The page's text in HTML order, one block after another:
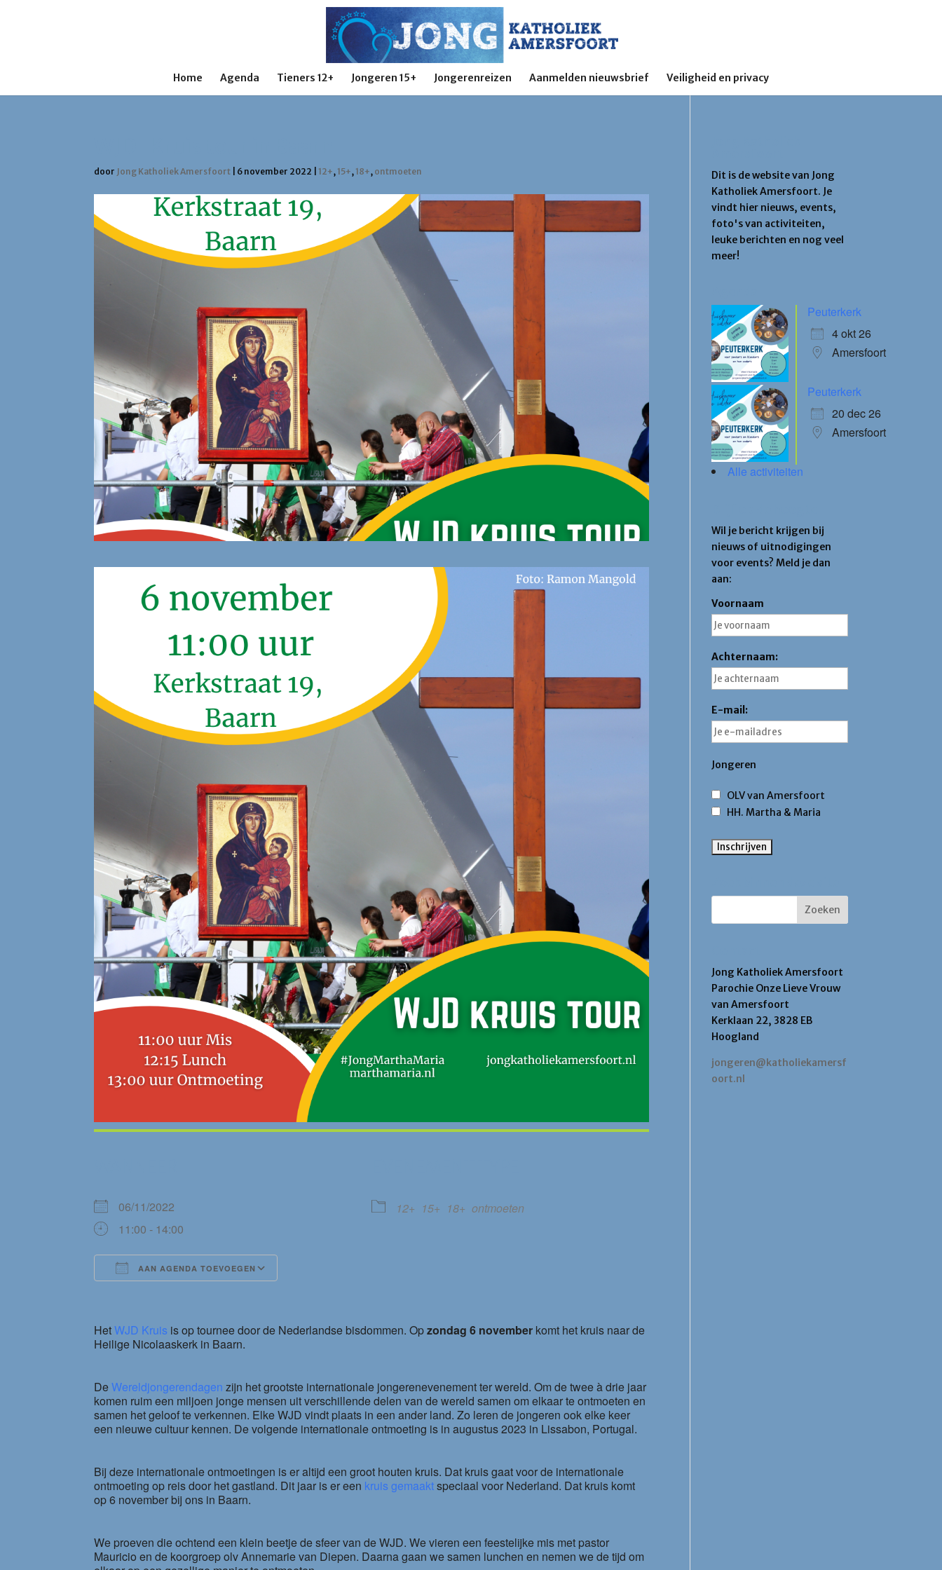
Home Agenda Tieners 12+ Jongeren 15+ Jongerenreizen Aanmelden nieuwsbrief Veiligheid en privacy
door Jong Katholiek Amersfoort 6 november 2022 |12+,15+,18+, ontmoeten
06/11/2022
11:00 - 14:00
AAN AGENDA TOEVOEGEN
12+ 15+ 18+ ontmoeten
HetWJD Kruis is op tournee door de Nederlandse bisdommen. Opzondag 6 november komt het kruis naar de
Heilige Nicolaaskerk in Baarn.
DeWereldjongerendagen zijn het grootste internationale jongerenevenement ter wereld. Om de twee à drie jaar
komen ruim een miljoen jonge mensen uit verschillende delen van de wereld samen om elkaar te ontmoeten en
samen het geloof te verkennen. Elke WJD vindt plaats in een ander land. Zo leren de jongeren ook elke keer
een nieuwe cultuur kennen. De volgende internationale ontmoeting is in augustus 2023 in Lissabon, Portugal.
Bij deze internationale ontmoetingen is er altijd een groot houten kruis. Dat kruis gaat voor de internationale
ontmoeting op reis door het gastland. Dit jaar is er een kruis gemaaktspeciaal voor Nederland. Dat kruis komt
op 6 november bij ons in Baarn.
We proeven die ochtend een klein beetje de sfeer van de WJD. We vieren een feestelijke mis met pastor
Mauricio en de koorgroep olv Annemarie van Diepen. Daarna gaan we samen lunchen en nemen we de tijd om
Dit is de website van Jong
Katholiek Amersfoort. Je
vindt hier nieuws, events,
foto's van activiteiten,
leuke berichten en nog veel
meer!
Peuterkerk
4 okt 26
Amersfoort
Peuterkerk
20 dec 26
Amersfoort
Alle activiteiten
Wil je bericht krijgen bij
nieuws of uitnodigingen
voor events? Meld je dan
aan:
Voornaam
Achternaam:
E-mail:
Jongeren
OLV van Amersfoort
HH. Martha & Maria
Jong Katholiek Amersfoort
Parochie Onze Lieve Vrouw
van Amersfoort
Kerklaan 22, 3828 EB
Hoogland
jongeren@katholiekamersf
oort.nl